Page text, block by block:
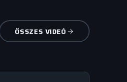
ÖSSZES VIDEÓ